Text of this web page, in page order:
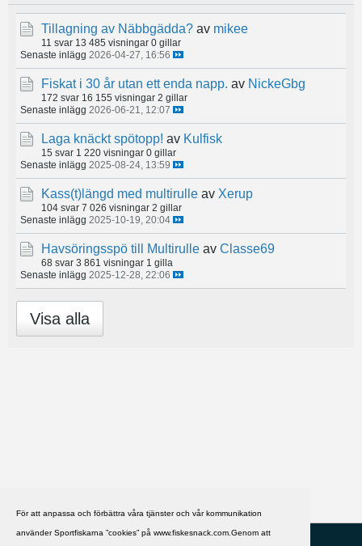
För att anpassa och förbättra våra tjänster och vår kommunikation
använder Sportfiskarna ”cookies” på www.fiskesnack.com.Genom att
Tillagning av Näbbgädda? av mikee
11 svar 13 485 visningar 0 gillar
Senaste inlägg 2026-04-27, 16:56
Fiskat i 30 år utan ett enda napp. av NickeGbg
172 svar 16 155 visningar 2 gillar
Senaste inlägg 2026-06-21, 12:07
Laga knäckt spötopp! av Kulfisk
15 svar 1 220 visningar 0 gillar
Senaste inlägg 2025-08-24, 13:59
Kass(t)längd med multirulle av Xerup
104 svar 7 026 visningar 2 gillar
Senaste inlägg 2025-10-19, 20:04
Havsöringsspö till Multirulle av Classe69
68 svar 3 861 visningar 1 gilla
Senaste inlägg 2025-12-28, 22:06
Visa alla
HJÄLP